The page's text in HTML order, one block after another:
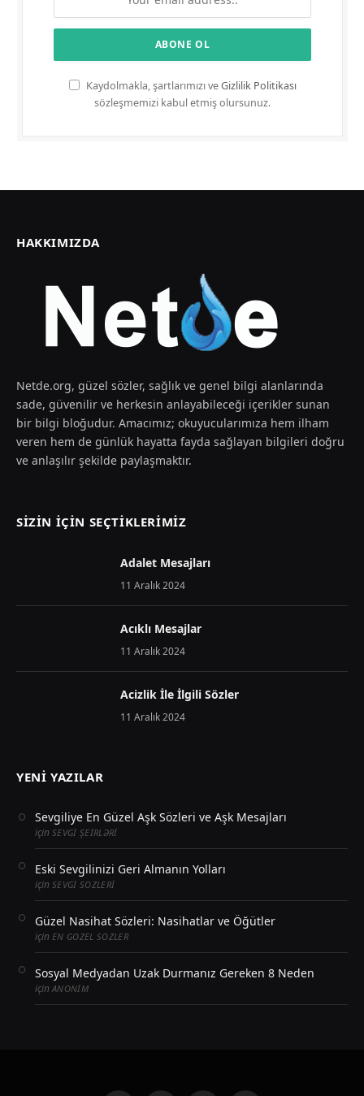
Kaydolmakla, şartlarımızı veGizlilik Politikası
sözleşmemizi kabul etmiş olursunuz.
HAKKIMIZDA
Netde.org, güzel sözler, sağlık ve genel bilgi alanlarında
sade, güvenilir ve herkesin anlayabileceği içerikler sunan
bir bilgi bloğudur. Amacımız; okuyucularımıza hem ilham
veren hem de günlük hayatta fayda sağlayan bilgileri doğru
ve anlaşılır şekilde paylaşmaktır.
SIZIN İÇIN SEÇTIKLERIMIZ
Adalet Mesajları
11 Aralık 2024
Acıklı Mesajlar
11 Aralık 2024
Acizlik İle İlgili Sözler
11 Aralık 2024
YENI YAZILAR
Sevgiliye En Güzel Aşk Sözleri ve Aşk Mesajları
için SEVGI ŞEIRLƏRI
Eski Sevgilinizi Geri Almanın Yolları
için SEVGI SOZLERI
Güzel Nasihat Sözleri: Nasihatlar ve Öğütler
için EN GOZEL SOZLER
Sosyal Medyadan Uzak Durmanız Gereken 8 Neden
içinANONIM